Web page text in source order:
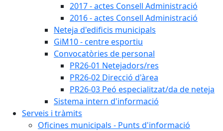
2017 - actes Consell Administració
2016 - actes Consell Administració
Neteja d'edificis municipals
GiM10 - centre esportiu
Convocatòries de personal
PR26-01 Netejadors/res
PR26-02 Direcció d'àrea
PR26-03 Peó especialitzat/da de neteja
Sistema intern d'informació
Serveis i tràmits
Oficines municipals - Punts d'informació